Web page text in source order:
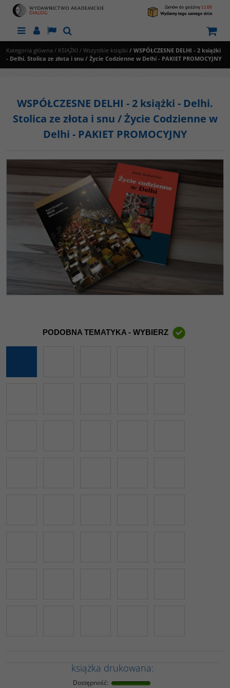
MenuPanelLangSzukaj
Kategoria główna / KSIĄŻKI / Wszystkie książki / WSPÓŁCZESNE DELHI - 2 książki
- Delhi. Stolica ze złota i snu / Życie Codzienne w Delhi - PAKIET PROMOCYJNY
WSPÓŁCZESNE DELHI - 2 książki - Delhi.
Stolica ze złota i snu / Życie Codzienne w
Delhi - PAKIET PROMOCYJNY
PODOBNA TEMATYKA - WYBIERZ
książka drukowana:
Dostępność: